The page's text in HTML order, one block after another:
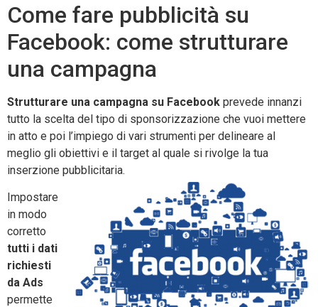
Come fare pubblicità su
Facebook: come strutturare
una campagna
Strutturare una campagna su Facebook prevede innanzi
tutto la scelta del tipo di sponsorizzazione che vuoi mettere
in atto e poi l’impiego di vari strumenti per delineare al
meglio gli obiettivi e il target al quale si rivolge la tua
inserzione pubblicitaria.
Impostare
in modo
corretto
tutti i dati
richiesti
da Ads
permette